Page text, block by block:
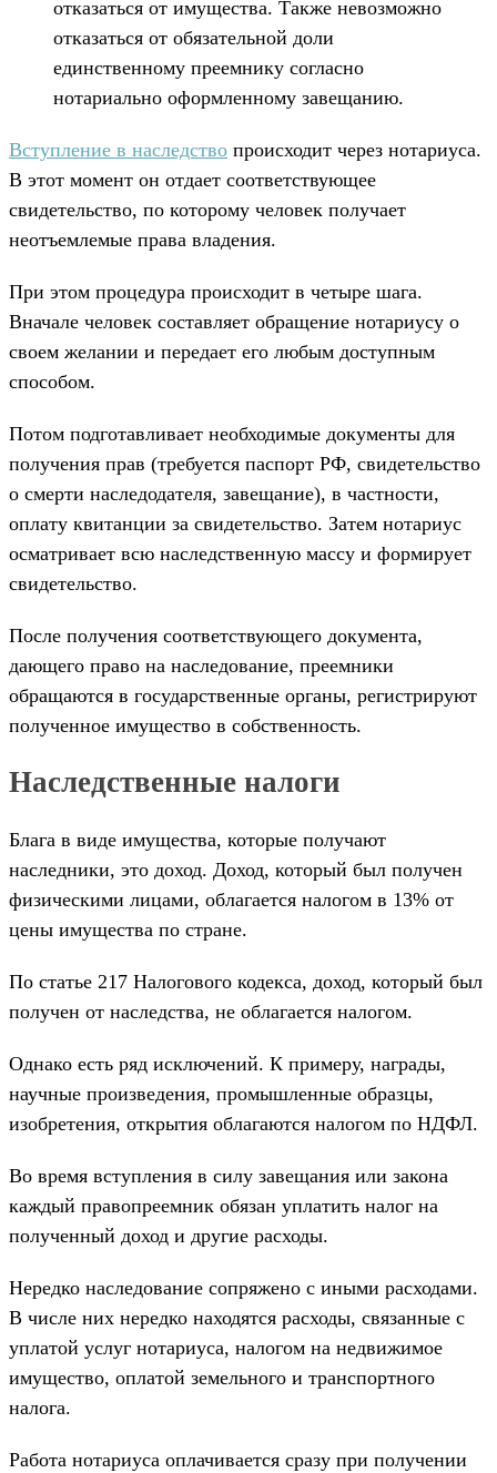
отказаться от имущества. Также невозможно
отказаться от обязательной доли
единственному преемнику согласно
нотариально оформленному завещанию.
Вступление в наследство происходит через нотариуса.
В этот момент он отдает соответствующее
свидетельство, по которому человек получает
неотъемлемые права владения.
При этом процедура происходит в четыре шага.
Вначале человек составляет обращение нотариусу о
своем желании и передает его любым доступным
способом.
Потом подготавливает необходимые документы для
получения прав (требуется паспорт РФ, свидетельство
о смерти наследодателя, завещание), в частности,
оплату квитанции за свидетельство. Затем нотариус
осматривает всю наследственную массу и формирует
свидетельство.
После получения соответствующего документа,
дающего право на наследование, преемники
обращаются в государственные органы, регистрируют
полученное имущество в собственность.
Наследственные налоги
Блага в виде имущества, которые получают
наследники, это доход. Доход, который был получен
физическими лицами, облагается налогом в 13% от
цены имущества по стране.
По статье 217 Налогового кодекса, доход, который был
получен от наследства, не облагается налогом.
Однако есть ряд исключений. К примеру, награды,
научные произведения, промышленные образцы,
изобретения, открытия облагаются налогом по НДФЛ.
Во время вступления в силу завещания или закона
каждый правопреемник обязан уплатить налог на
полученный доход и другие расходы.
Нередко наследование сопряжено с иными расходами.
В числе них нередко находятся расходы, связанные с
уплатой услуг нотариуса, налогом на недвижимое
имущество, оплатой земельного и транспортного
налога.
Работа нотариуса оплачивается сразу при получении